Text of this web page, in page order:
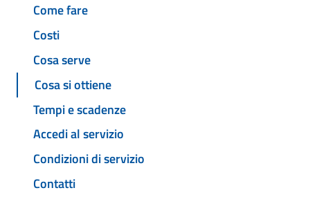
Come fare
Costi
Cosa serve
Cosa si ottiene
Tempi e scadenze
Accedi al servizio
Condizioni di servizio
Contatti